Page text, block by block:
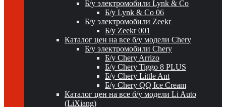
Б/у электромобили Lynk & Co
Б/у Lynk & Co 06
Б/у электромобили Zeekr
Б/у Zeekr 001
Каталог цен на все б/у модели Chery
Б/у электромобили Chery
Б/у Chery Arrizo
Б/у Chery Tiggo 8 PLUS
Б/у Chery Little Ant
Б/у Chery QQ Ice Cream
Каталог цен на все б/у модели Li Auto
(LiXiang)